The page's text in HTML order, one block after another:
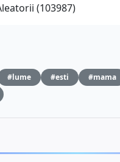
(103987)
#lume #esti #mama